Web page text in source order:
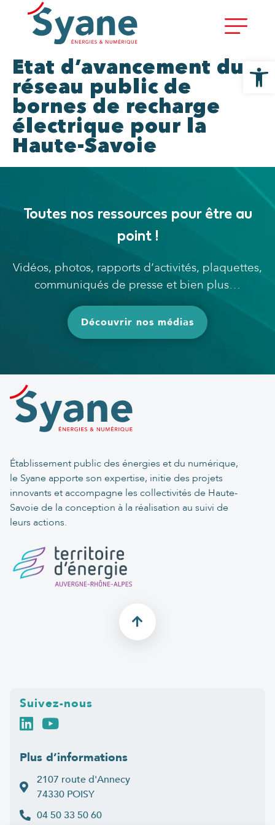
Etat d’avancement du
réseau public de
bornes de recharge
électrique pour la
Haute-Savoie
Toutes nos ressources pour être au
point !
Vidéos, photos, rapports d’activités, plaquettes,
communiqués de presse et bien plus…
Découvrir nos médias
Établissement public des énergies et du numérique,
le Syane apporte son expertise, initie des projets
innovants et accompagne les collectivités de Haute-
Savoie de la conception à la réalisation au suivi de
leurs actions.
Suivez-nous
Plus d’informations
2107 route d'Annecy
74330 POISY
04 50 33 50 60
Ouvrir